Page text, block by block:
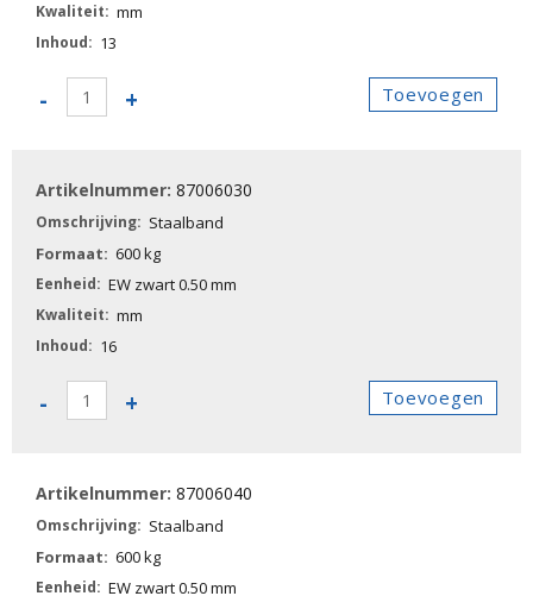
mm
13
-
87006010
+ Toevoegen
87006030
Staalband
600 kg
EW zwart 0.50 mm
mm
16
-
87006030
+ Toevoegen
87006040
Staalband
600 kg
EW zwart 0.50 mm